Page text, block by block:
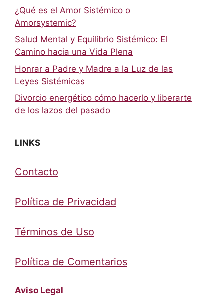
¿Qué es el Amor Sistémico o
Amorsystemic?
Salud Mental y Equilibrio Sistémico: El
Camino hacia una Vida Plena
Honrar a Padre y Madre a la Luz de las
Leyes Sistémicas
Divorcio energético cómo hacerlo y liberarte
de los lazos del pasado
LINKS
Contacto
Política de Privacidad
Términos de Uso
Política de Comentarios
Aviso Legal